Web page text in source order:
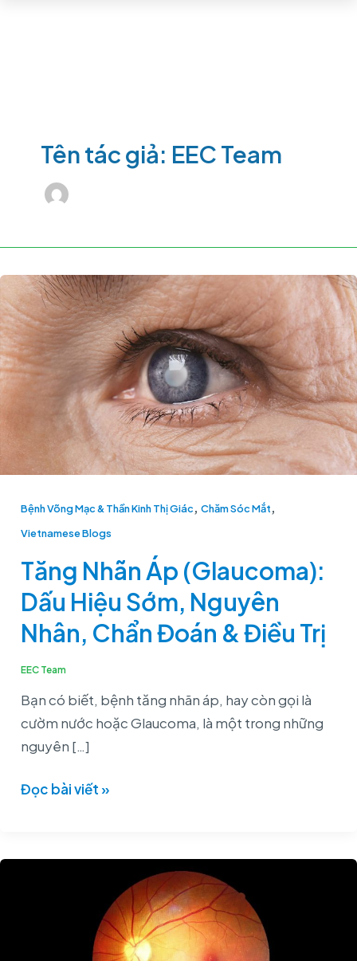
Tên tác giả: EEC Team
Bệnh Võng Mạc & Thần Kinh Thị Giác, Chăm Sóc Mắt,
Vietnamese Blogs
Tăng Nhãn Áp (Glaucoma):
Dấu Hiệu Sớm, Nguyên
Nhân, Chẩn Đoán & Điều Trị
EEC Team
Bạn có biết, bệnh tăng nhãn áp, hay còn gọi là
cườm nước hoặc Glaucoma, là một trong những
nguyên […]
Tăng
Nhãn
Áp
(Glaucoma):
Dấu
Nguyên
Nhân,
Đoán
&
Điều
Trị
Đọc bài viết »